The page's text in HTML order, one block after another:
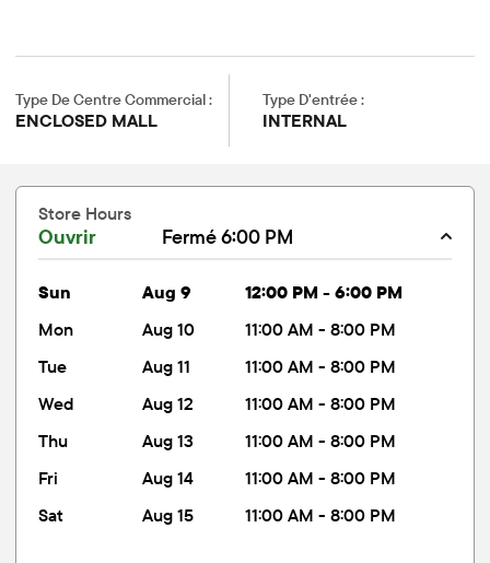
Type De Centre Commercial :
ENCLOSED MALL
Type D'entrée :
INTERNAL
Store Hours
Ouvrir Fermé 6:00 PM
sun Aug 9
12:00 PM - 6:00 PM
mon
Aug 10
11:00 AM - 8:00 PM
tue
Aug 11
11:00 AM - 8:00 PM
wed
Aug 12
11:00 AM - 8:00 PM
thu
Aug 13
11:00 AM - 8:00 PM
fri
Aug 14
11:00 AM - 8:00 PM
sat
Aug 15 11:00 AM - 8:00 PM